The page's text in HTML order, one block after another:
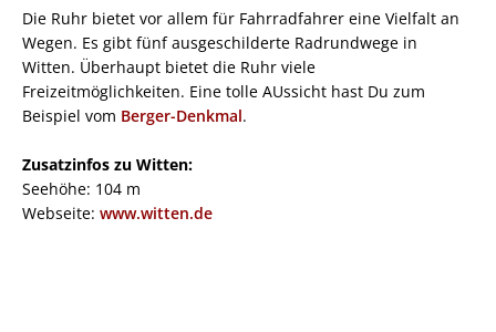
Die Ruhr bietet vor allem für Fahrradfahrer eine Vielfalt an
Wegen. Es gibt fünf ausgeschilderte Radrundwege in
Witten. Überhaupt bietet die Ruhr viele
Freizeitmöglichkeiten. Eine tolle AUssicht hast Du zum
Beispiel vom Berger-Denkmal.
Zusatzinfos zu Witten:
Seehöhe: 104 m
Webseite: www.witten.de